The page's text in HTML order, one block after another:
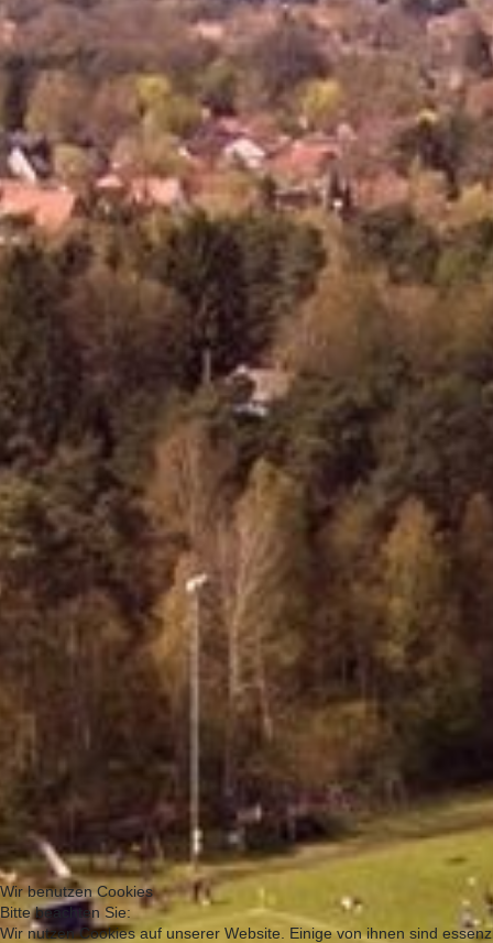
Wir benutzen Cookies
Bitte beachten Sie:
Wir nutzen Cookies auf unserer Website. Einige von ihnen sind